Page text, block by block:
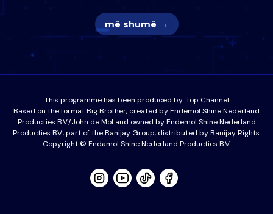
më shumë →
This programme has been produced by:Top Channel
Based on the format Big Brother, created by Endemol Shine Nederland
Producties B.V./John de Mol and owned by Endemol Shine Nederland
Producties BV., part of the Banijay Group, distributed by Banijay Rights.
Copyright © Endamol Shine Nederland Producties B.V.